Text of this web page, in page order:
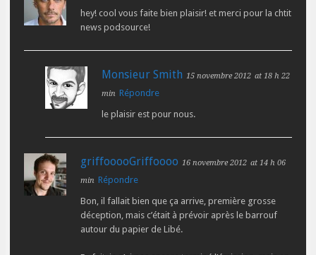
hey! cool vous faite bien plaisir! et merci pour la chtit
news podsource!
Monsieur Smith 15 novembre 2012 at 18 h 22
min Répondre
le plaisir est pour nous.
griffooooGriffoooo 16 novembre 2012 at 14 h 06
min Répondre
Bon, il fallait bien que ça arrive, première grosse
déception, mais c’était à prévoir après le barrouf
autour du papier de Libé.